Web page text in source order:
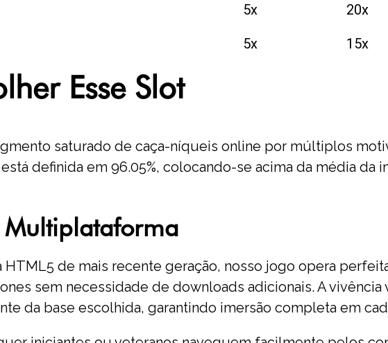
5x 20x
5x 15x
Esse Slot
saturado de caça-níqueis online por múltiplos
definida em 96.05%, colocando-se acima da média da
de mais recente geração, nosso jogo opera
sem necessidade de downloads adicionais. A
da base escolhida, garantindo imersão completa em